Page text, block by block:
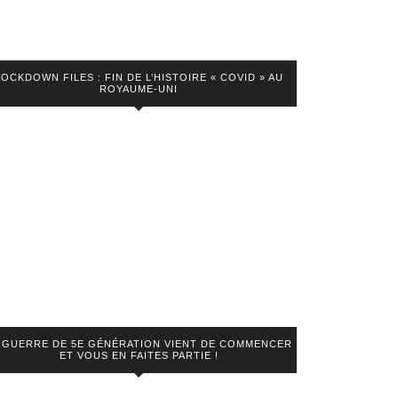
FILES : FIN DE L’HISTOIRE « COVID » AU
ROYAUME-UNI
GUERRE DE 5E GÉNÉRATION VIENT DE COMMENCER
ET VOUS EN FAITES PARTIE !